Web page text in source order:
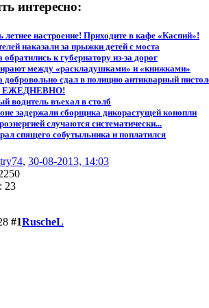
интересно:
летнее настроение! Приходите в кафе «Каспий»!
наказали за прыжки детей с моста
к губернатору из-за дорог
между «раскладушками» и «книжками»
сдал в полицию антикварный
ЕЖЕДНЕВНО!
водитель въехал в столб
задержали сборщика дикорастущей конопли
случаются систематически...
спящего собутыльника и поплатился
, 30-08-2013, 14:03
23
#1RuscheL